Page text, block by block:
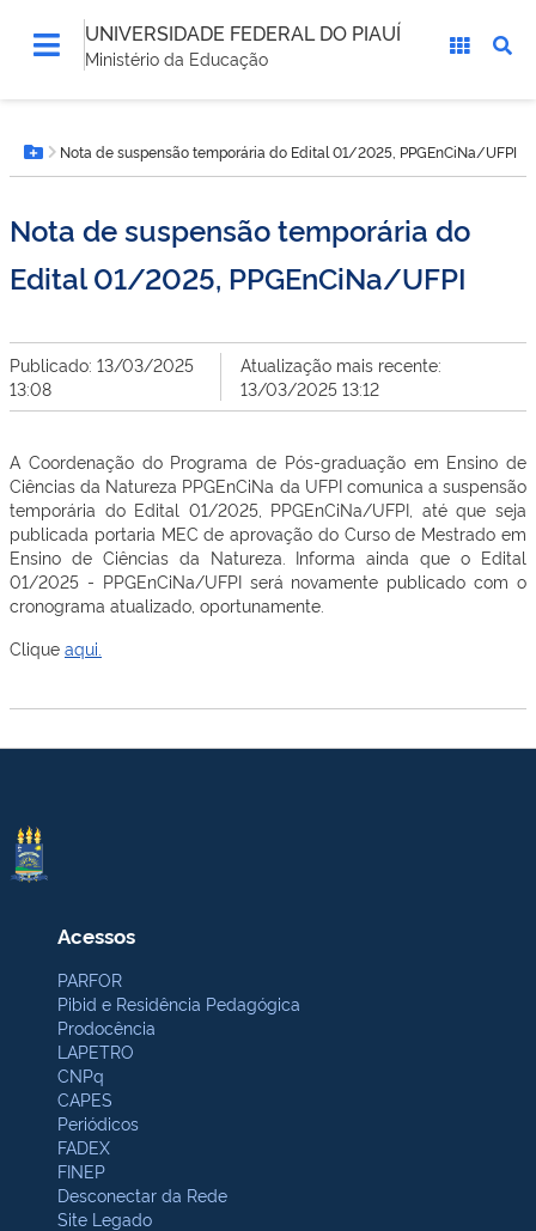
UNIVERSIDADE FEDERAL DO PIAUÍ
Ministério da Educação
está
aqui:Botão Menu
Nota de suspensão temporária do Edital 01/2025, PPGEnCiNa/UFPI
Nota de suspensão temporária do
Edital 01/2025, PPGEnCiNa/UFPI
Publicado: 13/03/2025
13:08
Atualização mais recente:
13/03/2025 13:12
A Coordenação do Programa de Pós-graduação em Ensino de
Ciências da Natureza PPGEnCiNa da UFPI comunica a suspensão
temporária do Edital 01/2025, PPGEnCiNa/UFPI, até que seja
publicada portaria MEC de aprovação do Curso de Mestrado em
Ensino de Ciências da Natureza. Informa ainda que o Edital
01/2025 - PPGEnCiNa/UFPI será novamente publicado com o
cronograma atualizado, oportunamente.
Clique aqui.
Acessos
PARFOR
Pibid e Residência Pedagógica
Prodocência
LAPETRO
CNPq
CAPES
Periódicos
FADEX
FINEP
Desconectar da Rede
Site Legado